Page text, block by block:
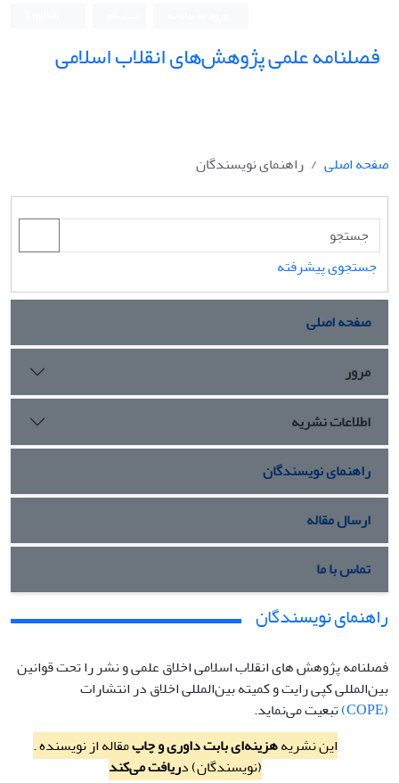
فصلنامه علمی پژوهش‌های انقلاب اسلامی
صفحه اصلی راهنمای نویسندگان
جستجوی پیشرفته
صفحه اصلی
مرور
اطلاعات نشریه
راهنمای نویسندگان
ارسال مقاله
تماس با ما
راهنمای نویسندگان
فصلنامه پژوهش های انقلاب اسلامی اخلاق علمی و نشر را تحت قوانین
بین‌المللی کپی رایت و کمیته بین‌المللی اخلاق در انتشارات
(COPE)
تبعیت می‌نماید.
. این نشریههزینه‌ای بابت داوری و چاپمقاله از نویسنده
(نویسندگان) دریافت می‌کند